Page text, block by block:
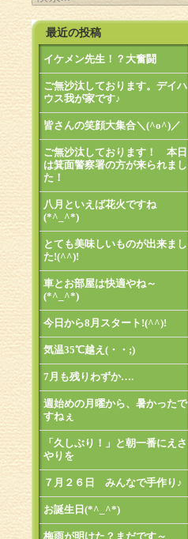
最近の投稿
イケメン先生！？大奮闘
ご無沙汰しております。デイハ
ウス我が家です♪
皆さんの笑顔大集合＼(^o^)／
ご無沙汰しております！ 本日
は箕面警察署の方が来られまし
た！
八月といえば花火ですね
(*^_^*)
とても美味しいものが出来まし
た!(^^)!
車とお部屋は快適やね～
(*^_^*)
今日から8月スタート!(^^)!
気温35℃越え(・・;)
7月も残りわずか….
週始めの月曜から、暑かったで
すねぇ
「久しぶり！」と朝一番にえさ
やりを
７月２６日 みんなで手作り♪
お誕生日(*^_^*)
梅雨が明けた？まだです～